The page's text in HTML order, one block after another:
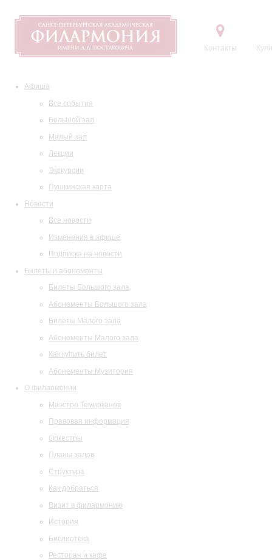
Контакты
Афиша
Все события
Большой зал
Малый зал
Лекции
Экскурсии
Пушкинская карта
Новости
Все новости
Изменения в афише
Подписка на новости
Билеты и абонементы
Билеты Большого зала
Абонементы Большого зала
Билеты Малого зала
Абонементы Малого зала
Как купить билет
Абонементы Музитория
О филармонии
Маэстро Темирканов
Правовая информация
Оркестры
Планы залов
Структура
Как добраться
Визит в филармонию
История
Библиотека
Ресторан и кафе